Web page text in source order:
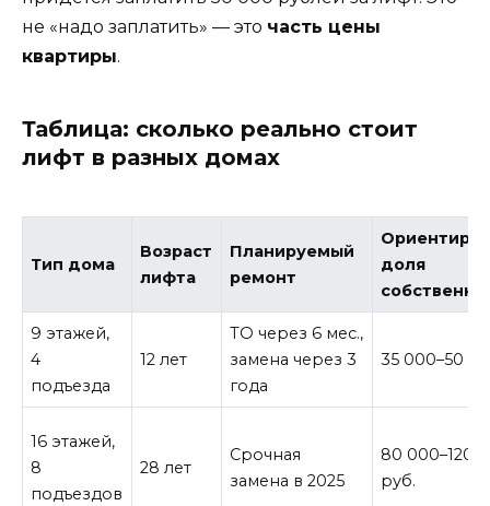
не «надо заплатить» — это часть цены
квартиры.
Таблица: сколько реально стоит
лифт в разных домах
Тип дома
Возраст
лифта
Планируемый
ремонт
доля
9 этажей,
4
подъезда
12 лет
ТО через 6 мес.,
замена через 3
года
35 000–50
16 этажей,
8
подъездов
28 лет
Срочная
замена в 2025
80 000–120
руб.